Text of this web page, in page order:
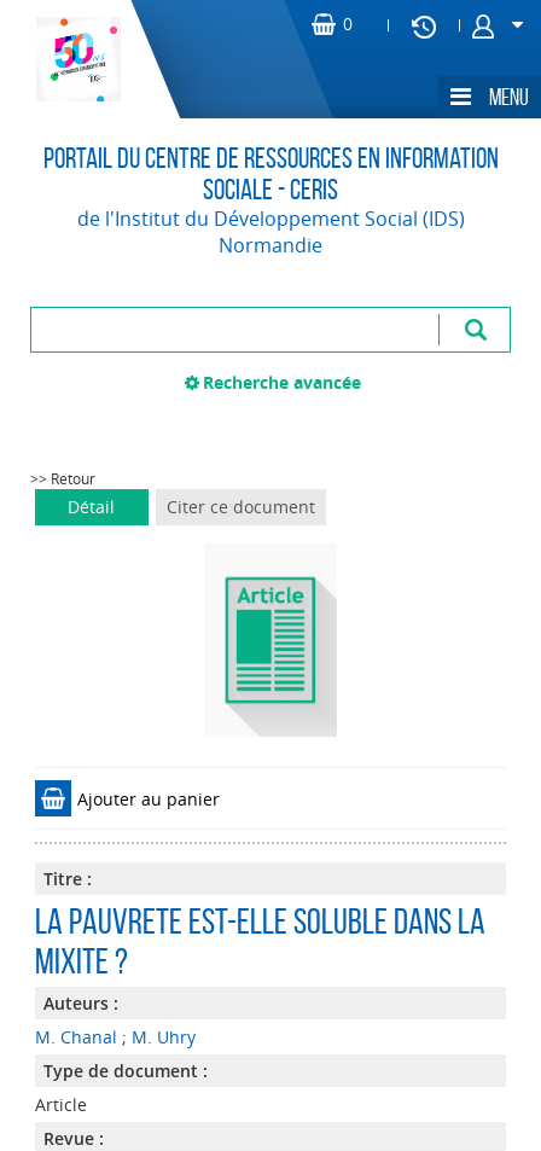
Portail du Centre de Ressources en Information
Sociale - CERIS
de l'Institut du Développement Social (IDS)
Normandie
Recherche avancée
>> Retour
Détail Citer ce document
Ajouter au panier
Titre :
LA PAUVRETE EST-ELLE SOLUBLE DANS LA
MIXITE ?
Auteurs :
M. Chanal ; M. Uhry
Type de document :
Article
Revue :